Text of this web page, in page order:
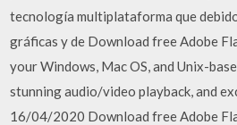
tecnología multiplataforma que
gráficas y de Download free Adobe
your Windows, Mac OS, and Unix-
stunning audio/video playback, and
16/04/2020 Download free Adobe